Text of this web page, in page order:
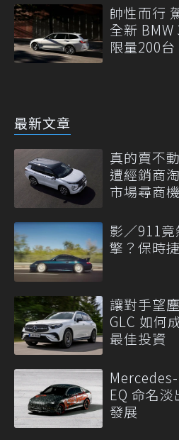
帥性而行
全新
限量200台
最新文章
真的賣不
遭經銷商
市場尋商機
影／911
擎？保時
讓對手望
GLC 如何
最佳投資
EQ 命名
發展